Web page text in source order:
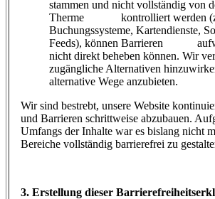
stammen und nicht vollständig von
Therme kontrolliert werden
Buchungssysteme, Kartendienste,
Feeds), können Barrieren
nicht direkt beheben können. Wir
zugängliche Alternativen
alternative Wege anzubieten.
Wir sind bestrebt, unsere Website
und Barrieren schrittweise abzubauen.
Umfangs der Inhalte war es bislang nicht
Bereiche vollständig barrierefrei zu
3. Erstellung dieser